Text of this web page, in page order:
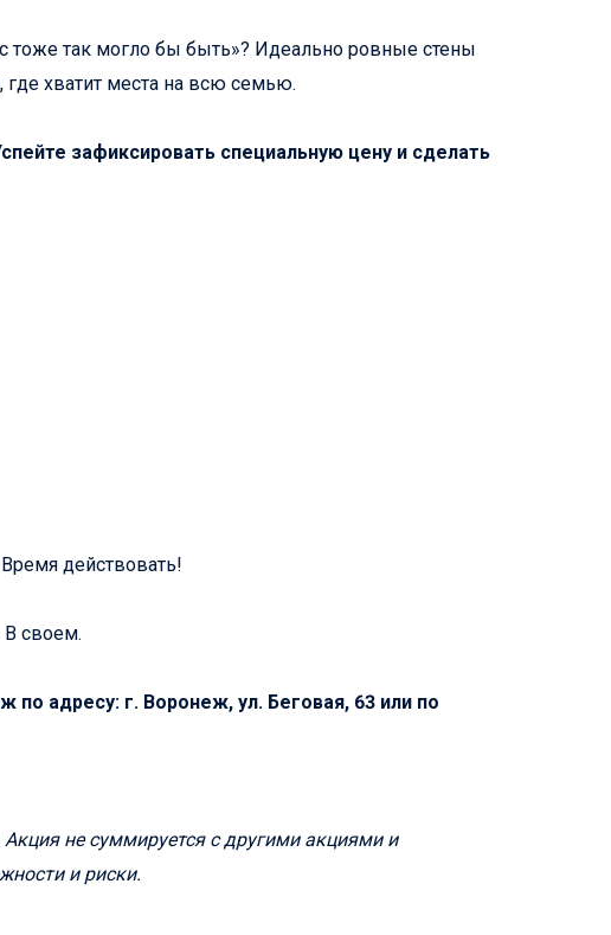
тоже так могло бы быть»? Идеально ровные стены
хватит места на всю семью.
зафиксировать специальную цену и сделать
действовать!
В своем.
по адресу: г. Воронеж, ул. Беговая, 63 или по
Акция не суммируется с другими акциями и
и риски.